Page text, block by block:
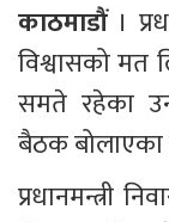
काठमाडौं ।
विश्वासको मत
समते रहेका
बैठक
प्रधानमन्त्री